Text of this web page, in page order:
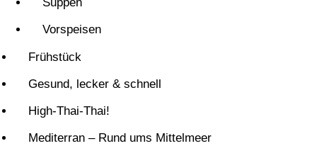
Vorspeisen
Frühstück
Gesund, lecker & schnell
High-Thai-Thai!
Mediterran – Rund ums Mittelmeer